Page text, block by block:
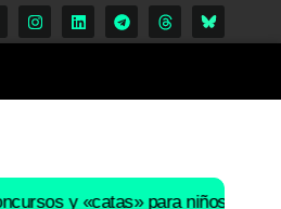
«catas» para niños desata las